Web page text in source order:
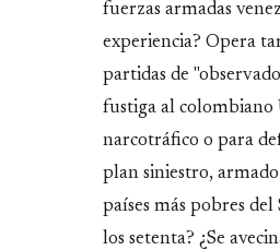
fuerzas armadas
experiencia? Opera
partidas de
fustiga al colombiano
narcotráfico o para
plan siniestro,
países más pobres
los setenta? ¿Se